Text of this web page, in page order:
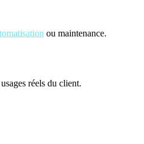
ou maintenance.
réels du client.